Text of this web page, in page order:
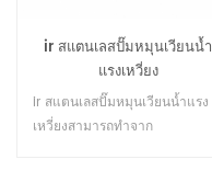
ir สแตนเลสปั๊มหมุนเวียนน้ำ
แรงเหวี่ยง
ir สแตนเลสปั๊มหมุนเวียนน้ำแรง
เหวี่ยงสามารถทำจาก